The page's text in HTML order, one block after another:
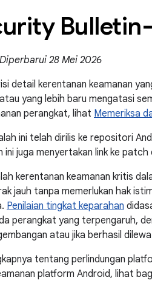
28 Mei 2026
detail kerentanan keamanan
yang lebih baru mengatasi
perangkat, lihat Memeriksa
ini telah dirilis ke repositori
juga menyertakan link ke patch
kerentanan keamanan kritis
jauh tanpa memerlukan hak
Penilaian tingkat keparahan
perangkat yang terpengaruh,
atau jika berhasil
tentang perlindungan
platform Android, lihat